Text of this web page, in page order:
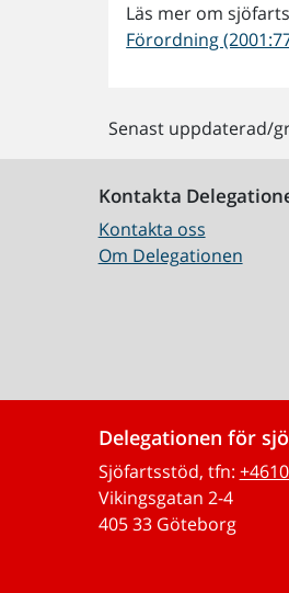
Läs mer om
Förordning
Senast uppdaterad/
Kontakta
Kontakta oss
Om Delegationen
Delegationen för
Sjöfartsstöd, tfn:
Vikingsgatan 2-4
405 33 Göteborg